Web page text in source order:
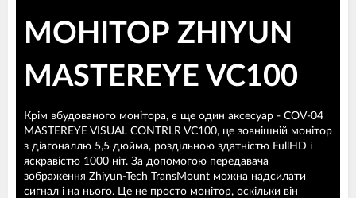
МОНІТОР ZHIYUN
MASTEREYE VC100
Крім вбудованого монітора, є ще один аксесуар - COV-04
MASTEREYE VISUAL CONTRLR VC100, це зовнішній монітор
з діагоналлю 5,5 дюйма, роздільною здатністю FullHD і
яскравістю 1000 ніт. За допомогою передавача
зображення Zhiyun-Tech TransMount можна надсилати
сигнал і на нього. Це не просто монітор, оскільки він